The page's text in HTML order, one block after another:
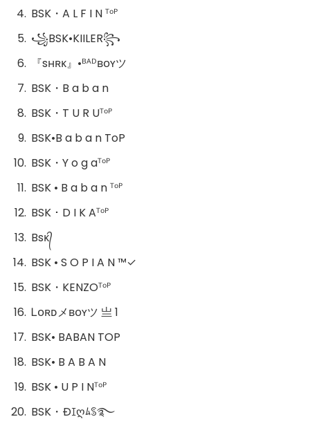
BSK・A L F I N ᵀᵒᴾ
꧁BSK•KIILER꧂
『sʜʀᴋ』•ᴮᴬᴰʙᴏʏツ
BSK・B a b a n
BSK・T U R Uᵀᵒᴾ
BSK•B a b a n ToP
BSK・Y o g aᵀᵒᴾ
BSK • B a b a n ᵀᵒᴾ
BSK ･ D I K Aᵀᵒᴾ
Bsᴋ᭄
BSK • S O P I A N ™✓
BSK・KENZOᵀᵒᴾ
Ꮮᴏʀᴅメʙᴏʏツ 亗 1
BSK• BABAN TOP
BSK• B A B A N
BSK • U P I Nᵀᵒᴾ
BSK・Ðꀤღﾑꌗ࿐